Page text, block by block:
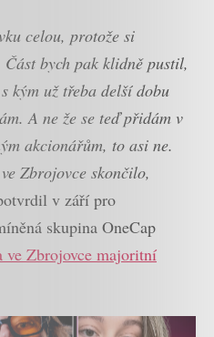
celou, protože si
bych pak klidně pustil,
kým už třeba delší dobu
A ne že se teď přidám v
akcionářům, to asi ne.
Zbrojovce skončilo,
v září pro
skupina OneCap
ve Zbrojovce majoritní